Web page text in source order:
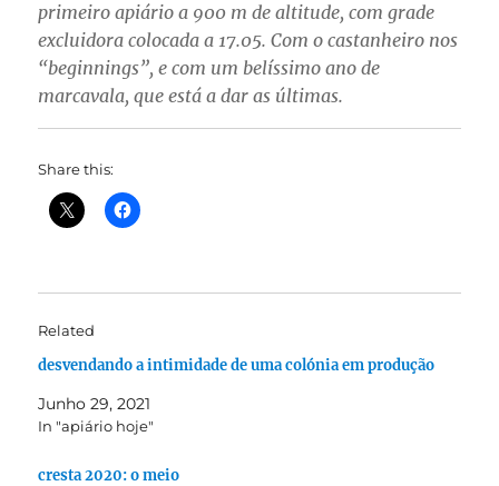
primeiro apiário a 900 m de altitude, com grade
excluidora colocada a 17.05. Com o castanheiro nos
“beginnings”, e com um belíssimo ano de
marcavala, que está a dar as últimas.
Share this:
Related
desvendando a intimidade de uma colónia em produção
Junho 29, 2021
In "apiário hoje"
cresta 2020: o meio